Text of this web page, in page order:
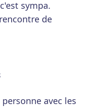
sympa.
de
avec les